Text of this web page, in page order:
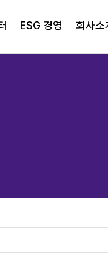
ESG 경영 회사소